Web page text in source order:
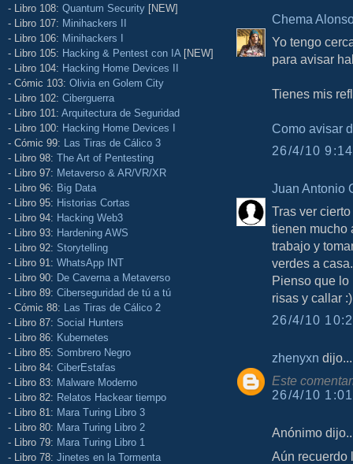
- Libro 108: Quantum Security [NEW]
- Libro 107: Minihackers II
- Libro 106: Minihackers I
- Libro 105: Hacking & Pentest con IA [NEW]
- Libro 104: Hacking Home Devices II
- Cómic 103: Olivia en Golem City
- Libro 102: Ciberguerra
- Libro 101: Arquitectura de Seguridad
- Libro 100: Hacking Home Devices I
- Cómic 99: Las Tiras de Cálico 3
- Libro 98: The Art of Pentesting
- Libro 97: Metaverso & AR/VR/XR
- Libro 96: Big Data
- Libro 95: Historias Cortas
- Libro 94: Hacking Web3
- Libro 93: Hardening AWS
- Libro 92: Storytelling
- Libro 91: WhatsApp INT
- Libro 90: De Caverna a Metaverso
- Libro 89: Ciberseguridad de tú a tú
- Cómic 88: Las Tiras de Cálico 2
- Libro 87: Social Hunters
- Libro 86: Kubernetes
- Libro 85: Sombrero Negro
- Libro 84: CiberEstafas
- Libro 83: Malware Moderno
- Libro 82: Relatos Hackear tiempo
- Libro 81: Mara Turing Libro 3
- Libro 80: Mara Turing Libro 2
- Libro 79: Mara Turing Libro 1
- Libro 78: Jinetes en la Tormenta
Chema
Yo tengo
para avisar
Tienes mis
Como avisar
26/4/10
Juan Antonio
Tras ver
tienen mucho
trabajo y
verdes a
Pienso que lo
risas y callar :)
26/4/10
zhenyxn dijo...
Este
26/4/10
Anónimo
Aún recuerdo